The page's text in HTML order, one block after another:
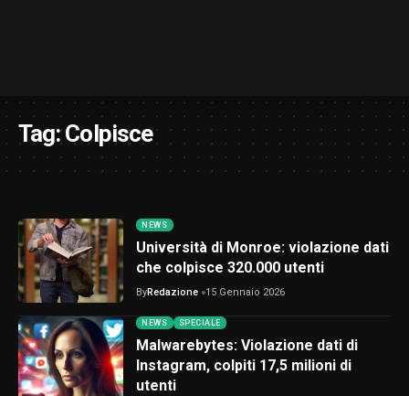
Tag:Colpisce
NEWS
Università di Monroe: violazione dati
che colpisce 320.000 utenti
ByRedazione 15 Gennaio 2026
NEWS SPECIALE
Malwarebytes: Violazione dati di
Instagram, colpiti 17,5 milioni di
utenti